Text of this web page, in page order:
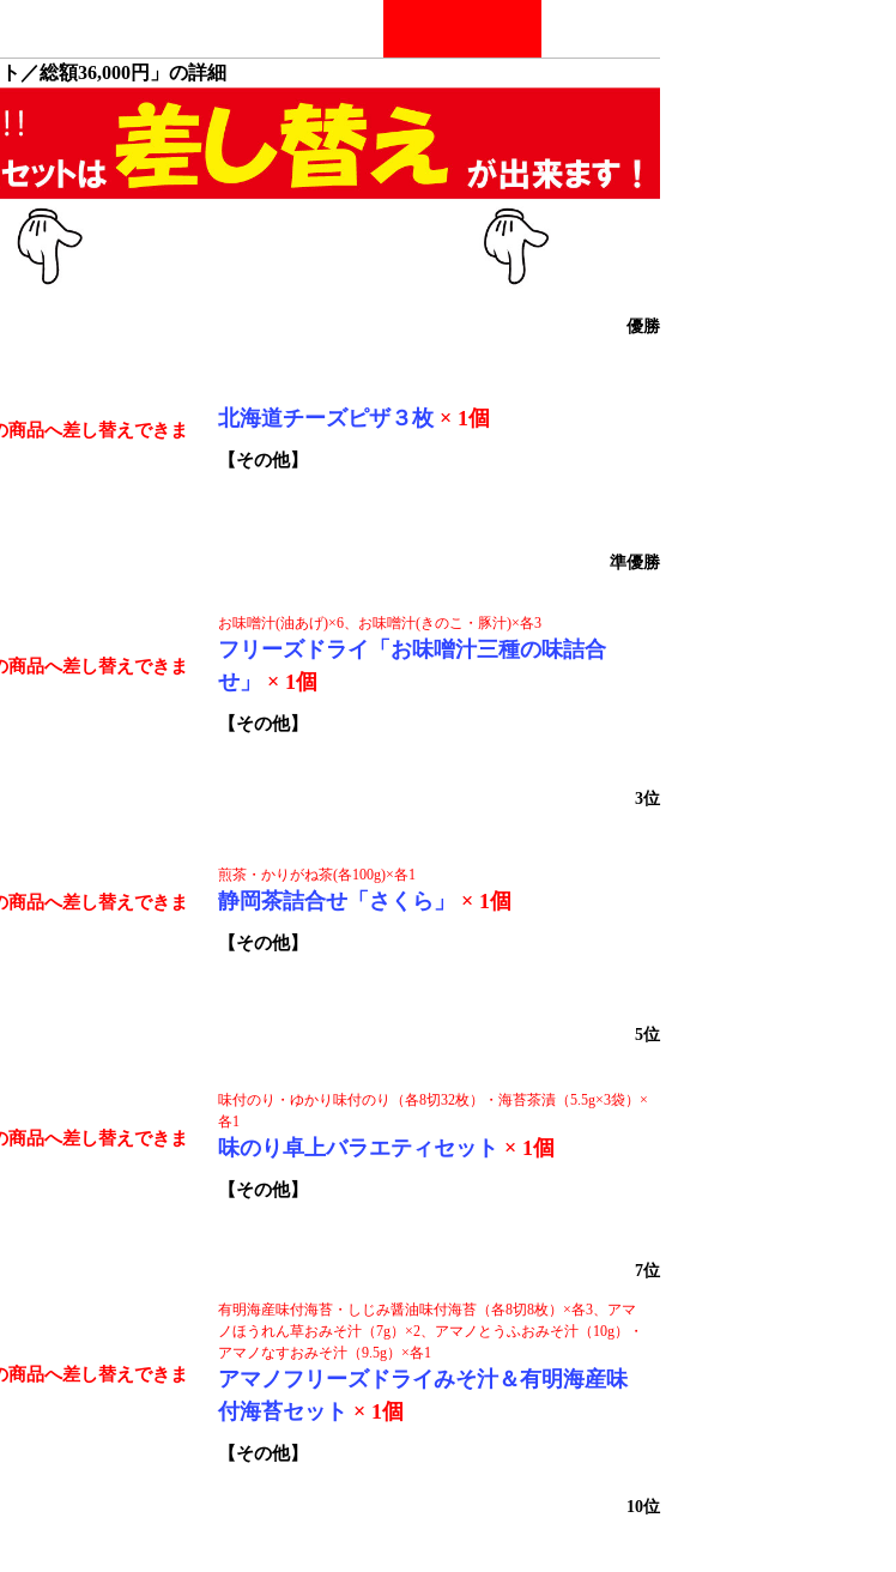
／総額36,000円」の詳細
優勝
商品へ差し替えできま
北海道チーズピザ３枚 × 1個
【その他】
準優勝
商品へ差し替えできま
お味噌汁(油あげ)×6、お味噌汁(きのこ・豚汁)×各3
フリーズドライ「お味噌汁三種の味詰合
せ」 × 1個
【その他】
3位
商品へ差し替えできま
煎茶・かりがね茶(各100g)×各1
静岡茶詰合せ「さくら」 × 1個
【その他】
5位
商品へ差し替えできま
味付のり・ゆかり味付のり（各8切32枚）・海苔茶漬（5.5g×3袋）×
各1
味のり卓上バラエティセット × 1個
【その他】
7位
商品へ差し替えできま
有明海産味付海苔・しじみ醤油味付海苔（各8切8枚）×各3、アマ
ノほうれん草おみそ汁（7g）×2、アマノとうふおみそ汁（10g）・
アマノなすおみそ汁（9.5g）×各1
アマノフリーズドライみそ汁＆有明海産味
付海苔セット × 1個
【その他】
10位